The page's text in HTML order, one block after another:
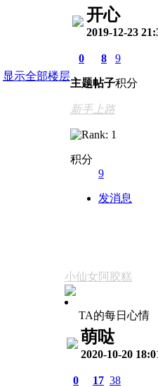
显示全部楼层
开心
2019-12-23
0
主题
8
帖子
9
积分
新手上路
积分
9
发消息
小仙女阿胶糕
TA的每日心情
萌哒
2020-10-20
0 17 38